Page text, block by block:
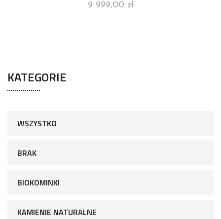
9 999,00 zł
KATEGORIE
WSZYSTKO
BRAK
BIOKOMINKI
KAMIENIE NATURALNE